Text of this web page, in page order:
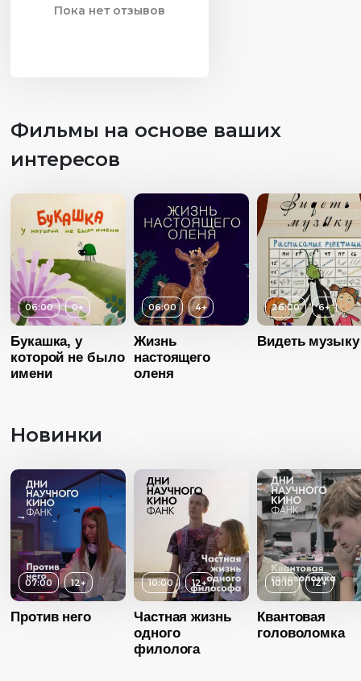
Пока нет отзывов
Фильмы на основе ваших
интересов
06:00 0+
Букашка, у
которой не было
имени
Возраст 4+
Длительность
06:00
06:00 4+
Жизнь
настоящего
оленя
Возраст
Длительность
Год 2014
Страна Россия
26:00 6+
Видеть музыку
Возраст
Длительность
27:00
Страна
Новинки
07:00 12+
Против него
10:00 12+
Частная жизнь
одного
филолога
10:10 12+
Квантовая
головоломка
Возраст